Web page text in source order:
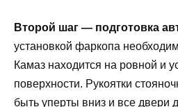
Второй шаг — подготовка
установкой фаркопа
Камаз находится на ровной и
поверхности. Рукоятки
быть уперты вниз и все двери